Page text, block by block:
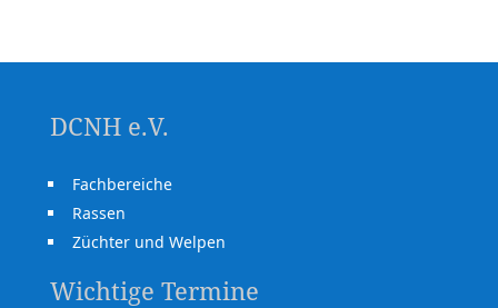
DCNH e.V.
Fachbereiche
Rassen
Züchter und Welpen
Wichtige Termine